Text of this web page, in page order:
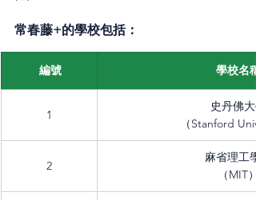
常春藤+的學校包括：
編號 學校名稱
1
史丹佛大
（Stanford
2
麻省理工
（MIT）